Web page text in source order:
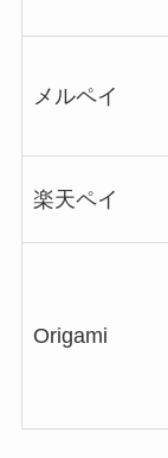
メルペイ
楽天ペイ
Origami